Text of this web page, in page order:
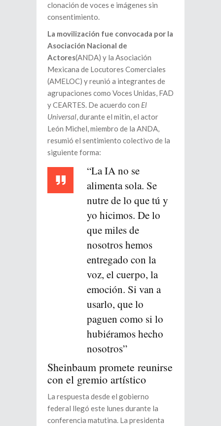
clonación de voces e imágenes sin
consentimiento.
La movilización fue convocada por la
Asociación Nacional de
Actores(ANDA) y la Asociación
Mexicana de Locutores Comerciales
(AMELOC) y reunió a integrantes de
agrupaciones como Voces Unidas, FAD
y CEARTES. De acuerdo con El
Universal, durante el mitin, el actor
León Michel, miembro de la ANDA,
resumió el sentimiento colectivo de la
siguiente forma:
“La IA no se
alimenta sola. Se
nutre de lo que tú y
yo hicimos. De lo
que miles de
nosotros hemos
entregado con la
voz, el cuerpo, la
emoción. Si van a
usarlo, que lo
paguen como si lo
hubiéramos hecho
nosotros”
Sheinbaum promete reunirse
con el gremio artístico
La respuesta desde el gobierno
federal llegó este lunes durante la
conferencia matutina. La presidenta